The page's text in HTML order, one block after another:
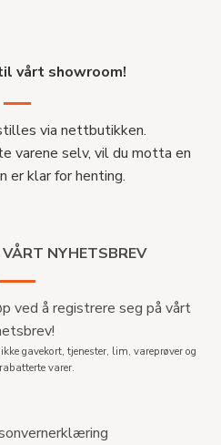
vårt showroom!
via nettbutikken.
varene selv, vil du motta en
er klar for henting.
NYHETSBREV
ved å registrere seg på vårt
gavekort, tjenester, lim, vareprøver og
varer.